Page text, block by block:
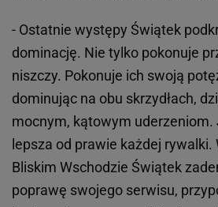
- Ostatnie występy Świątek
dominację. Nie tylko pokonuje
niszczy. Pokonuje ich swoją
dominując na obu skrzydłach,
mocnym, kątowym uderzeniom.
lepsza od prawie każdej rywalki.
Bliskim Wschodzie Świątek
poprawę swojego serwisu,